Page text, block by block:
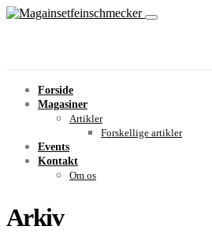
Forside
Magasiner
Artikler
Forskellige artikler
Events
Kontakt
Om os
Arkiv